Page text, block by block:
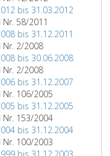
bis 31.03.2012
58/2011
bis 31.12.2011
Nr. 2/2008
bis 30.06.2008
Nr. 2/2008
bis 31.12.2007
106/2005
bis 31.12.2005
Nr. 153/2004
bis 31.12.2004
100/2003